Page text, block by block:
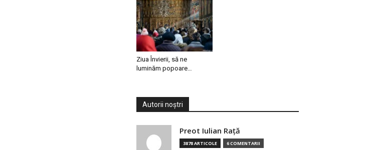
Ziua Învierii, să ne
luminăm popoare…
Autorii noștri
Preot Iulian Raţă
3878 ARTICOLE 6 COMENTARII